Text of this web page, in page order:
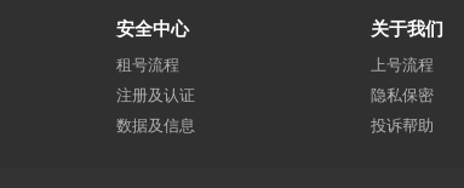
安全中心 关于我们
租号流程
上号流程
注册及认证
隐私保密
数据及信息 投诉帮助